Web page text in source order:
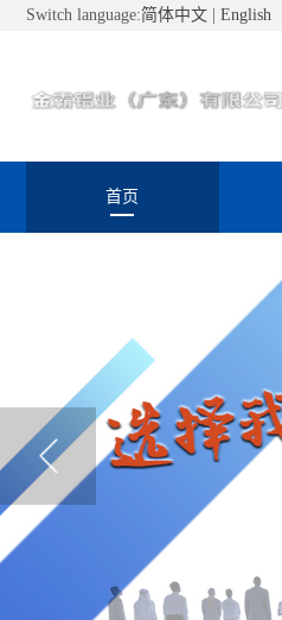
Switch language:简体中文 English
首页